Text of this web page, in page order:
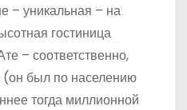
– уникальная – на
гостиница
– соответственно,
(он был по населению
тогда миллионной